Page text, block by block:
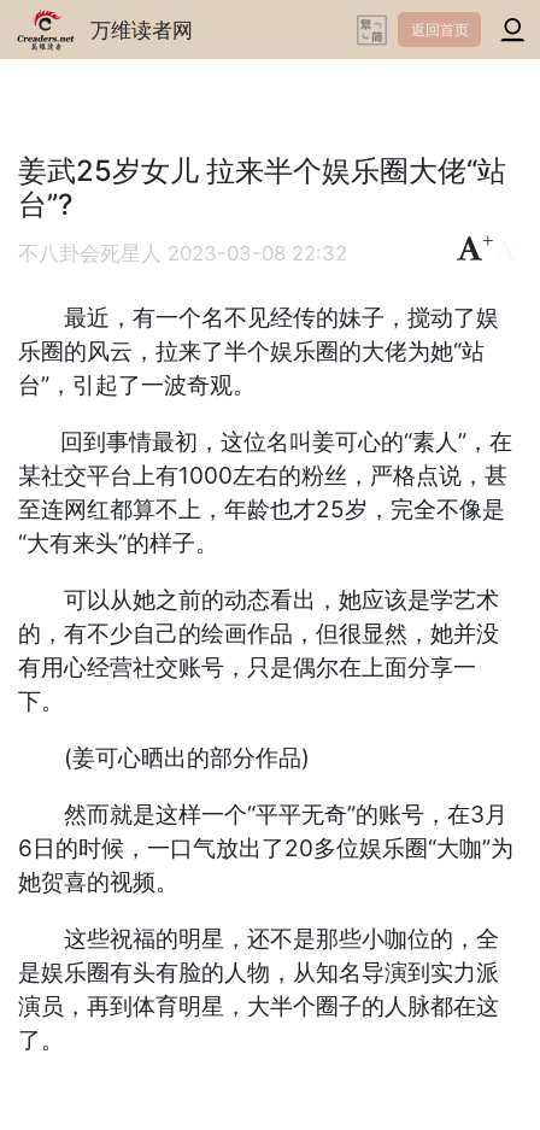
万维读者网 返回首页
姜武25岁女儿 拉来半个娱乐圈大佬“站
台”?
不八卦会死星人 2023-03-08 22:32
+
最近，有一个名不见经传的妹子，搅动了娱
乐圈的风云，拉来了半个娱乐圈的大佬为她“站
台”，引起了一波奇观。
回到事情最初，这位名叫姜可心的“素人”，在
某社交平台上有1000左右的粉丝，严格点说，甚
至连网红都算不上，年龄也才25岁，完全不像是
“大有来头”的样子。
可以从她之前的动态看出，她应该是学艺术
的，有不少自己的绘画作品，但很显然，她并没
有用心经营社交账号，只是偶尔在上面分享一
下。
(姜可心晒出的部分作品)
然而就是这样一个“平平无奇”的账号，在3月
6日的时候，一口气放出了20多位娱乐圈“大咖”为
她贺喜的视频。
这些祝福的明星，还不是那些小咖位的，全
是娱乐圈有头有脸的人物，从知名导演到实力派
演员，再到体育明星，大半个圈子的人脉都在这
了。